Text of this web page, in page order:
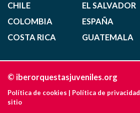
CHILE
COLOMBIA
COSTA RICA
EL SALVADOR
ESPAÑA
GUATEMALA
© iberorquestasjuveniles.org
Política de cookies | Política de privacidad
sitio